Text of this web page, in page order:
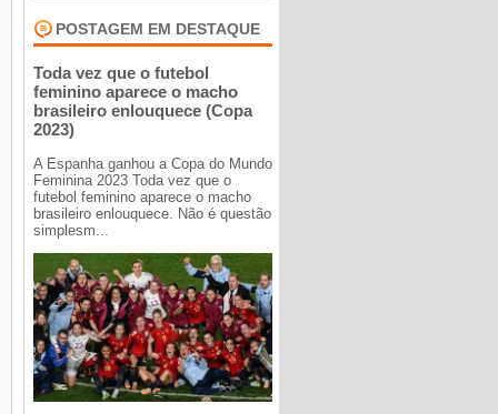
POSTAGEM EM DESTAQUE
Toda vez que o futebol
feminino aparece o macho
brasileiro enlouquece (Copa
2023)
A Espanha ganhou a Copa do Mundo
Feminina 2023 Toda vez que o
futebol feminino aparece o macho
brasileiro enlouquece. Não é questão
simplesm...